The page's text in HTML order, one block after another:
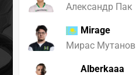
Александр Пак
Mirage
Мирас Мутанов
Alberkaaa